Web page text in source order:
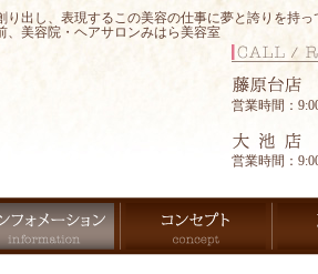
り出し、表現するこの美容の仕事に夢と誇りを持
、美容院・ヘアサロンみはら美容室
営業時間：
営業時間：